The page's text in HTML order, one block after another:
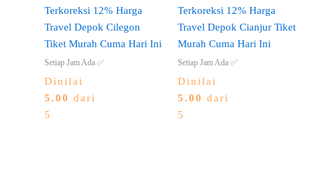
Terkoreksi 12% Harga
Travel Depok Cilegon
Tiket Murah Cuma Hari Ini
Setiap Jam Ada ✅
Dinilai
5.00 dari
5
Terkoreksi 12% Harga
Travel Depok Cianjur Tiket
Murah Cuma Hari Ini
Setiap Jam Ada ✅
Dinilai
5.00 dari
5